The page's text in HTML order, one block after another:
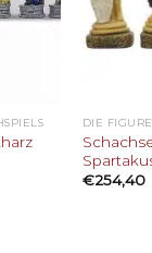
DIE
€254,40